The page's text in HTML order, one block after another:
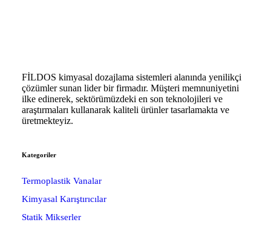
FİLDOS kimyasal dozajlama sistemleri alanında yenilikçi
çözümler sunan lider bir firmadır. Müşteri memnuniyetini
ilke edinerek, sektörümüzdeki en son teknolojileri ve
araştırmaları kullanarak kaliteli ürünler tasarlamakta ve
üretmekteyiz.
Kategoriler
Termoplastik Vanalar
Kimyasal Karıştırıcılar
Statik Mikserler